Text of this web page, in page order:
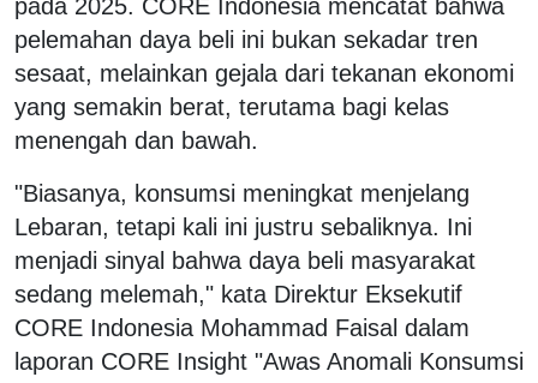
pada 2025. CORE Indonesia mencatat bahwa
pelemahan daya beli ini bukan sekadar tren
sesaat, melainkan gejala dari tekanan ekonomi
yang semakin berat, terutama bagi kelas
menengah dan bawah.
"Biasanya, konsumsi meningkat menjelang
Lebaran, tetapi kali ini justru sebaliknya. Ini
menjadi sinyal bahwa daya beli masyarakat
sedang melemah," kata Direktur Eksekutif
CORE Indonesia Mohammad Faisal dalam
laporan CORE Insight "Awas Anomali Konsumsi